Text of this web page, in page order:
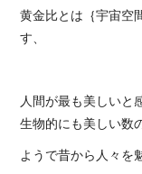
黄金比とは｛宇宙空
す、
人間が最も美しいと
生物的にも美しい数
ようで昔から人々を